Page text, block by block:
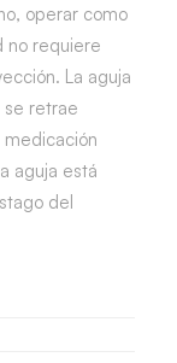
operar como
no requiere
La aguja
se retrae
aguja está
del